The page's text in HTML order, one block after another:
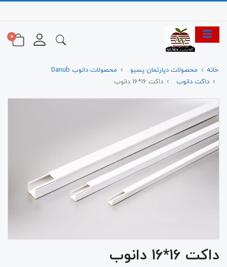
0
خانه محصولات دپارتمان پسیو
محصولات دانوب Danub
داکت دانوب
داکت 16*16 دانوب
داکت 16*16 دانوب